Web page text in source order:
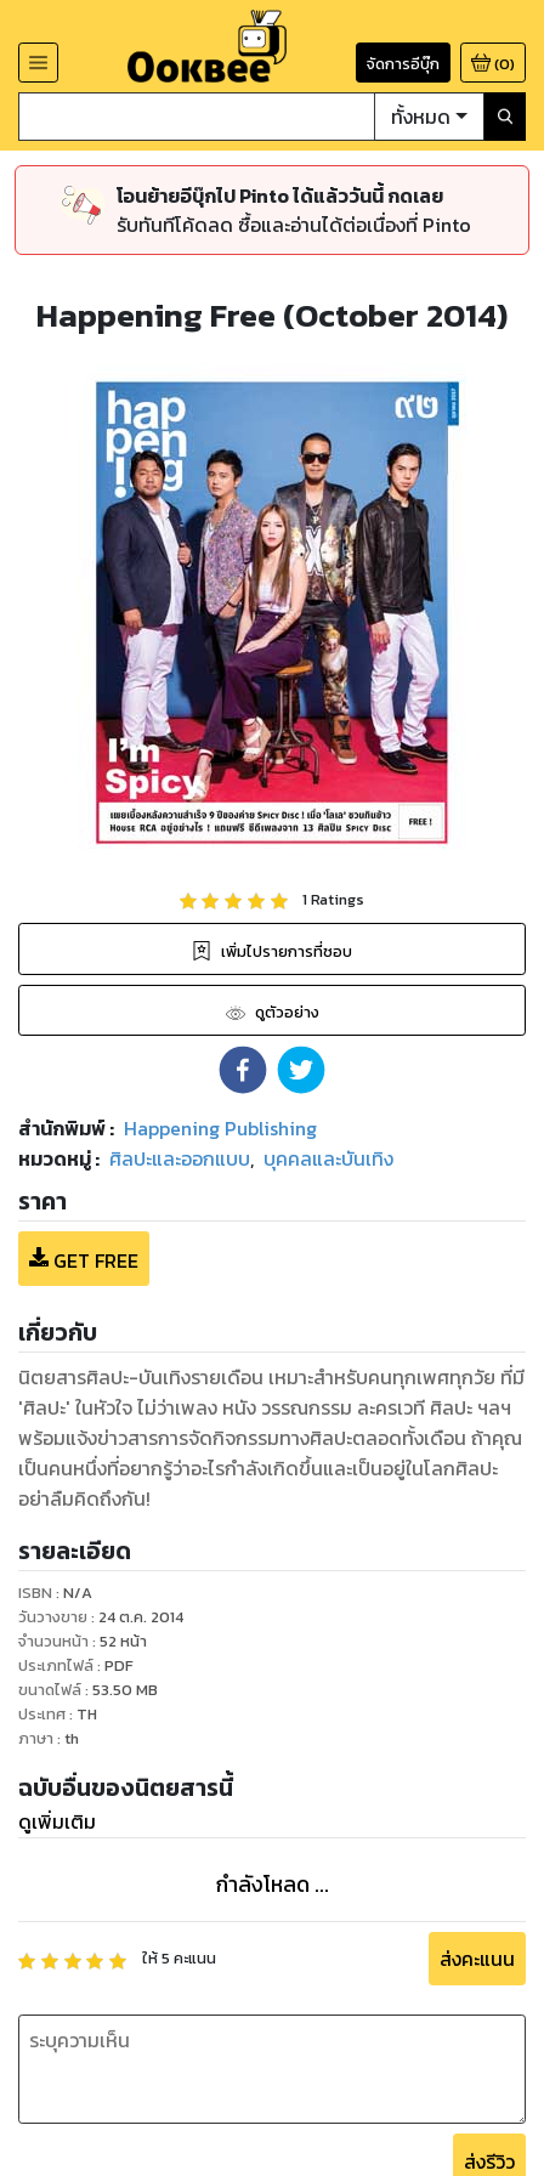
จัดการอีบุ๊ก (0)
ทั้งหมด
โอนย้ายอีบุ๊กไป Pinto ได้แล้ววันนี้ กดเลย
รับทันทีโค้ดลด ซื้อและอ่านได้ต่อเนื่องที่ Pinto
Happening Free (October 2014)
1Ratings
เพิ่มไปรายการที่ชอบ
ดูตัวอย่าง
สำนักพิมพ์: Happening Publishing
หมวดหมู่: ศิลปะและออกแบบ, บุคคลและบันเทิง
ราคา
GET FREE
เกี่ยวกับ
นิตยสารศิลปะ-บันเทิงรายเดือน เหมาะสำหรับคนทุกเพศทุกวัย ที่มี
'ศิลปะ' ในหัวใจ ไม่ว่าเพลง หนัง วรรณกรรม ละครเวที ศิลปะ ฯลฯ
พร้อมแจ้งข่าวสารการจัดกิจกรรมทางศิลปะตลอดทั้งเดือน ถ้าคุณ
เป็นคนหนึ่งที่อยากรู้ว่าอะไรกำลังเกิดขึ้นและเป็นอยู่ในโลกศิลปะ
อย่าลืมคิดถึงกัน!
รายละเอียด
ISBN : N/A
วันวางขาย : 24 ต.ค. 2014
จำนวนหน้า : 52 หน้า
ประเภทไฟล์: PDF
ขนาดไฟล์: 53.50 MB
ประเทศ: TH
ภาษา : th
ฉบับอื่นของนิตยสารนี้
ดูเพิ่มเติม
กำลังโหลด ...
ให้5 คะแนน ส่งคะแนน
ส่งรีวิว